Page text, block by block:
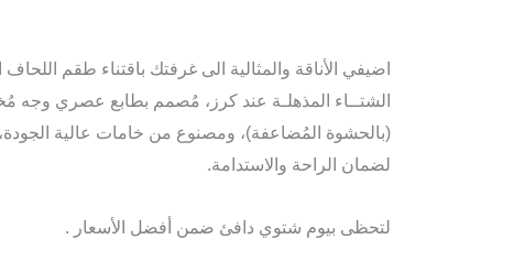
اضيفي الأناقة والمثالية الى غرفتك باقتناء طقم
الشتــاء المذهلـة عند كرز، مُصمم بطابع عصري
(بالحشوة المُضاعفة)، ومصنوع من خامات عالية الجودة،
لضمان الراحة والاستدامة.
لتحظى بيوم شتوي دافئ ضمن أفضل الأسعار .